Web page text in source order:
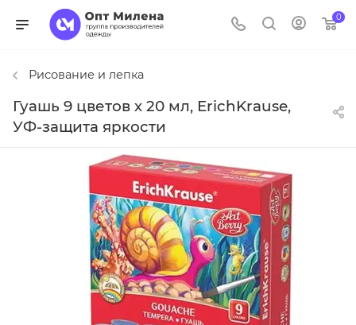
0
Рисование и лепка
Гуашь 9 цветов х 20 мл, ErichKrause,
УФ-защита яркости